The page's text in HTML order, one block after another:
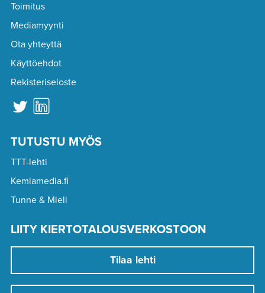
Toimitus
Mediamyynti
Ota yhteyttä
Käyttöehdot
Rekisteriseloste
TUTUSTU MYÖS
TTT-lehti
Kemiamedia.fi
Tunne & Mieli
LIITY KIERTOTALOUSVERKOSTOON
Tilaa lehti